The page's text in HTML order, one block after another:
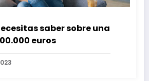
saber sobre una
euros